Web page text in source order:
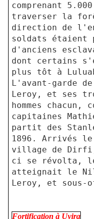
comprenant
traverser la
direction de
soldats étaient
d'anciens
dont certains
plus tôt à
L'avant-garde de
Leroy, et ses
hommes chacun,
capitaines
partit des
1896. Arrivés
village de Dirfi,
ci se révolta, le
atteignait le
Leroy, et
Fortification à Uvira